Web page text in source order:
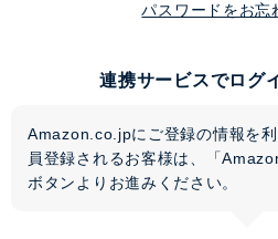
パスワードをお忘
連携サービスでログ
Amazon.co.jpにご登録の情報を
員登録されるお客様は、「
ボタンよりお進みください。